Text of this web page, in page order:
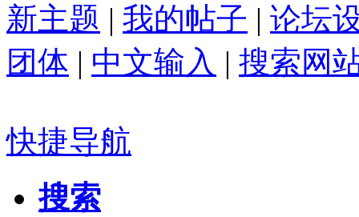
新主题 | 我的帖子 | 论坛
团体 | 中文输入 | 搜索网
快捷导航
搜索